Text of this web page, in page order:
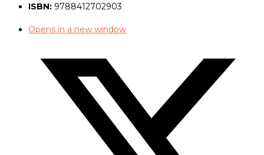
ISBN: 9788412702903
Opens in a new window